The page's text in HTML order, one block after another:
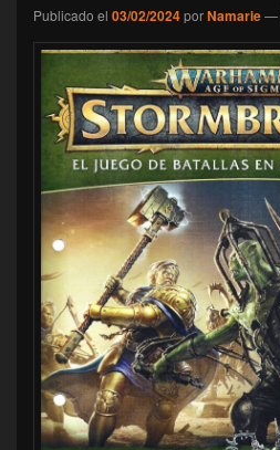
Publicado el 03/02/2024porNamarie—